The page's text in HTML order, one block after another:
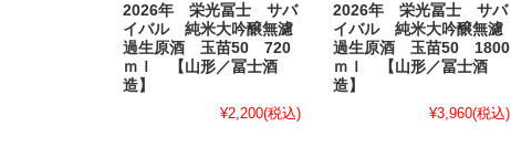
2026年 栄光冨士 サバ
イバル 純米大吟醸無濾
過生原酒 玉苗50 720
ｍｌ 【山形／冨士酒
造】
¥2,200(税込)
2026年 栄光冨士 サバ
イバル 純米大吟醸無濾
過生原酒 玉苗50 1800
ｍｌ 【山形／冨士酒
造】
¥3,960(税込)